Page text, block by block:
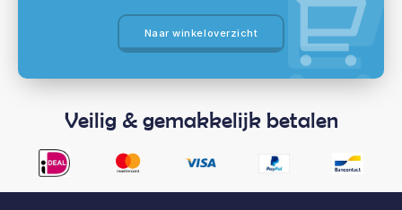
Naar winkeloverzicht
Veilig & gemakkelijk betalen